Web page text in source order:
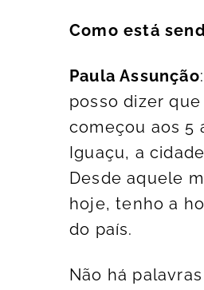
Como está
Paula Assunção
posso dizer
começou aos 5
Iguaçu, a
Desde aquele
hoje, tenho a
do país.
Não há